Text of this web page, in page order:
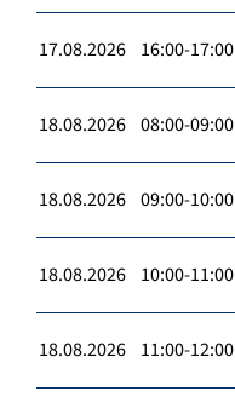
17.08.2026 16:00-17:00
18.08.2026 08:00-09:00
18.08.2026 09:00-10:00
18.08.2026 10:00-11:00
18.08.2026 11:00-12:00